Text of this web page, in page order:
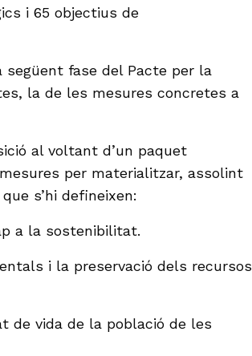
i 65 objectius de
fase del Pacte per la
la de les mesures concretes a
al voltant d’un paquet
per materialitzar, assolint
s’hi defineixen:
a la sostenibilitat.
i la preservació dels recursos
de vida de la població de les